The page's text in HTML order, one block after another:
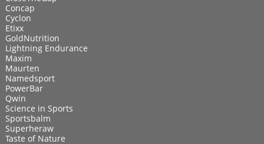
Concap
Cyclon
Etixx
GoldNutrition
Lightning Endurance
Maxim
Maurten
Namedsport
PowerBar
Qwin
Science in Sports
Sportsbalm
Superheraw
Taste of Nature